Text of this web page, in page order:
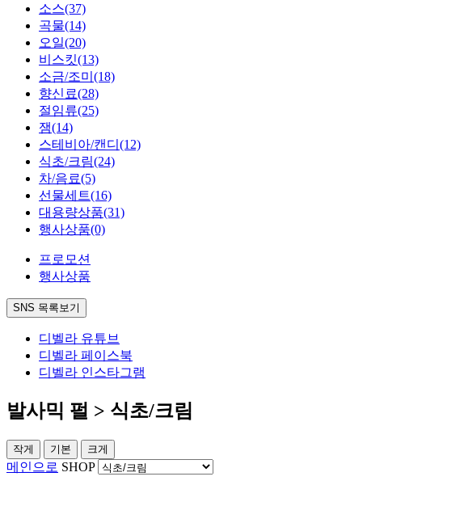
소스(37)
곡물(14)
오일(20)
비스킷(13)
소금/조미 (18)
향신료(28)
절임류(25)
잼(14)
스테비아/캔디 (12)
식초/크림(24)
차/음료(5)
선물세트(16)
대용량상품(31)
행사상품(0)
프로모션
행사상품
SNS 목록보기
디벨라 유튜브
디벨라 페이스북
디벨라 인스타그램
발사믹 펄 > 식초/크림
작게 기본 크게
메인으로 SHOP